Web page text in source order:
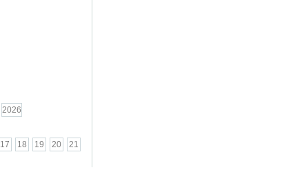
2026
17 18 19 20
21